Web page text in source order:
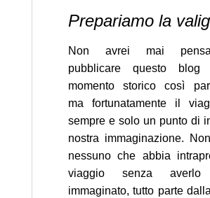
Prepariamo la
Non avrei mai
pubblicare questo
momento storico così
ma fortunatamente il
sempre e solo un punto di
nostra immaginazione.
nessuno che abbia
viaggio senza averlo
immaginato, tutto parte